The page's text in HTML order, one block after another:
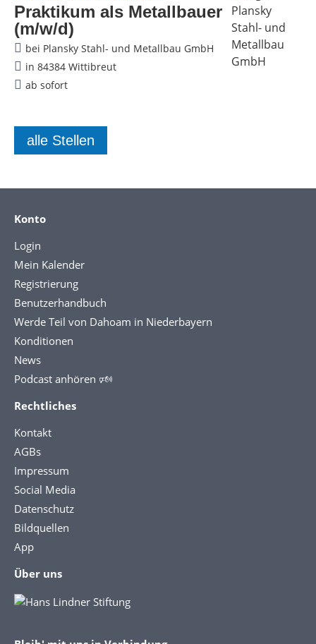
Praktikum als Metallbauer
(m/w/d)
bei Plansky Stahl- und Metallbau GmbH
in 84384 Wittibreut
ab sofort
alle Stellen
Konto
Login
Mein Kalender
Registrierung
Benutzerhandbuch
Werde Teil von Dahoam in Niederbayern
Konditionen
News
Podcast anhören 🕬
Rechtliches
Kontakt
AGBs
Impressum
Social Media
Datenschutz
Bildquellen
App
Über uns